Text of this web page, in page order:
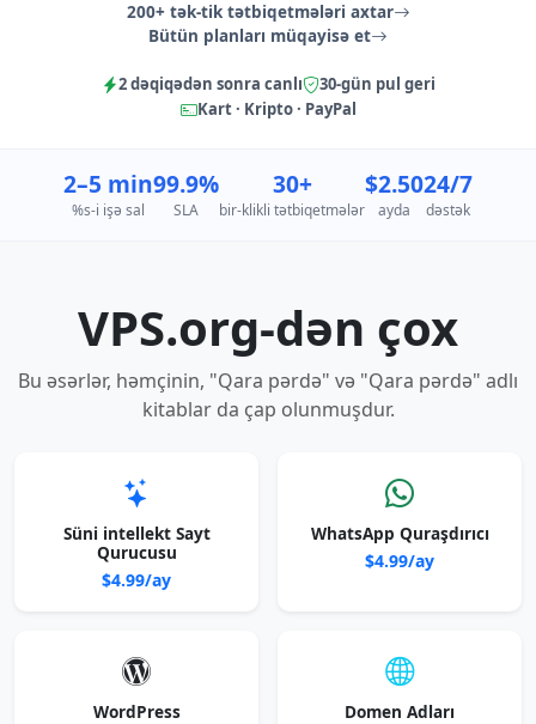
200+ tək-tik tətbiqetmələri axtar
Bütün planları müqayisə et
2 dəqiqədən sonra canlı
30-gün pul geri
Kart · Kripto · PayPal
2–5 min
%s-i işə sal
99.9%
SLA
30+
bir-klikli tətbiqetmələr
$2.50
ayda
24/7
dəstək
VPS.org-dən çox
Bu əsərlər, həmçinin, "Qara pərdə" və "Qara pərdə" adlı
kitablar da çap olunmuşdur.
Süni intellekt Sayt
Qurucusu
$4.99/ay
WhatsApp Quraşdırıcı
$4.99/ay
WordPress
Domen Adları